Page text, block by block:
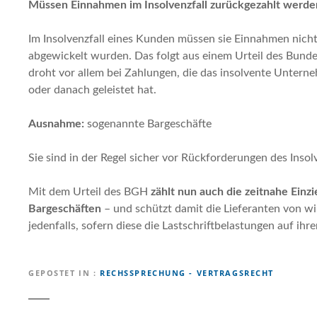
Müssen Einnahmen im Insolvenzfall zurückgezahlt
Im Insolvenzfall eines Kunden müssen sie Einnahmen
abgewickelt wurden. Das folgt aus einem Urteil des
droht vor allem bei Zahlungen, die das insolvente
oder danach geleistet hat.
Ausnahme: sogenannte Bargeschäfte
Sie sind in der Regel sicher vor Rückforderungen des
Mit dem Urteil des BGH zählt nun auch die zeitnahe
Bargeschäften – und schützt damit die Lieferanten von
jedenfalls, sofern diese die Lastschriftbelastungen auf
GEPOSTET IN RECHSSPRECHUNG - VERTRAGSRECHT